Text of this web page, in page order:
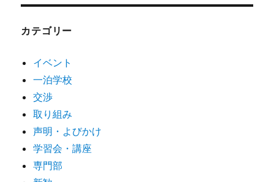
カテゴリー
イベント
一泊学校
交渉
取り組み
声明・よびかけ
学習会・講座
専門部